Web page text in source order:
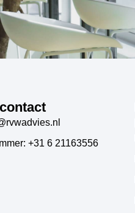
+31 6 21163556